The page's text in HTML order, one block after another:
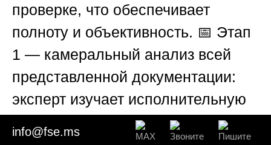
проверке, что обеспечивает
полноту и объективность. 📅 Этап
1 — камеральный анализ всей
представленной документации:
эксперт изучает исполнительную
съемку, проектную документацию
info@fse.ms